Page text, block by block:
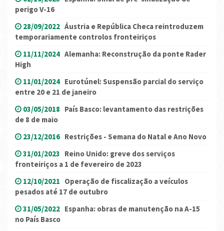
perigo V-16
28/09/2022 Áustria e República Checa reintroduzem
temporariamente controlos fronteiriços
11/11/2024 Alemanha: Reconstrução da ponte Rader
High
11/01/2024 Eurotúnel: Suspensão parcial do serviço
entre 20 e 21 de janeiro
03/05/2018 País Basco: levantamento das restrições
de 8 de maio
23/12/2016 Restrições - Semana do Natal e Ano Novo
31/01/2023 Reino Unido: greve dos serviços
fronteiriços a 1 de fevereiro de 2023
12/10/2021 Operação de fiscalização a veículos
pesados até 17 de outubro
31/05/2022 Espanha: obras de manutenção na A-15
no País Basco